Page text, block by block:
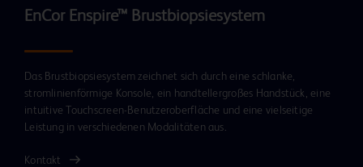
Das Brustbiopsiesystem zeichnet sich durch eine schlanke,
stromlinienförmige Konsole, ein handtellergroßes Handstück, eine
intuitive Touchscreen-Benutzeroberfläche und eine vielseitige
Leistung in verschiedenen Modalitäten aus.
Kontakt